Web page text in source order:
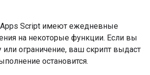
Script имеют ежедневные
на некоторые функции. Если вы
или ограничение, ваш скрипт выдаст
остановится.